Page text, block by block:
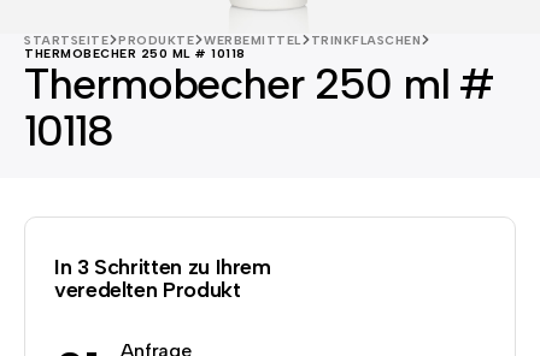
STARTSEITE PRODUKTE WERBEMITTEL
TRINKFLASCHEN
THERMOBECHER 250 ML # 10118
Thermobecher 250 ml #
10118
In 3 Schritten zu Ihrem
veredelten Produkt
Anfrage